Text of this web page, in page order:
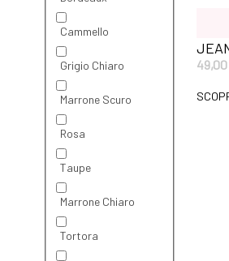
Cammello
Grigio Chiaro
Marrone Scuro
Rosa
Taupe
Marrone Chiaro
Tortora
49,00